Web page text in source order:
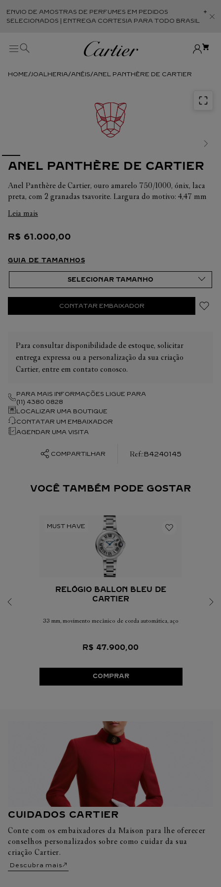
ENVIO DE AMOSTRAS DE PERFUMES EM PEDIDOS
SELECIONADOS | ENTREGA CORTESIA PARA TODO BRASIL
JOALHERIA ANÉIS ANEL PANTHÈRE DE CARTIER
ANEL PANTHÈRE DE CARTIER
Anel Panthère de Cartier, ouro amarelo 750/1000, ónix, laca
preta, com 2 granadas tsavorite. Largura do motivo: 4,47 mm
Leia mais
R$ 61.000,00
GUIA DE TAMANHOS
CONTATAR EMBAIXADOR
Para consultar disponibilidade de estoque, solicitar
entrega expressa ou a personalização da sua criação
Cartier, entre em contato conosco.
PARA MAIS INFORMAÇÕES LIGUE PARA
(11) 4380 0828
LOCALIZAR UMA BOUTIQUE
CONTATAR UM EMBAIXADOR
AGENDAR UMA VISITA
COMPARTILHAR :B4240145
VOCÊ TAMBÉM PODE GOSTAR
RELÓGIO BALLON BLEU DE
CARTIER
33 mm, movimento mecânico de corda automática, aço
R$ 47.900,00
COMPRAR
CUIDADOS CARTIER
Conte com os embaixadores da Maison para lhe oferecer
conselhos personalizados sobre como cuidar da sua
criação Cartier.
Descubra mais